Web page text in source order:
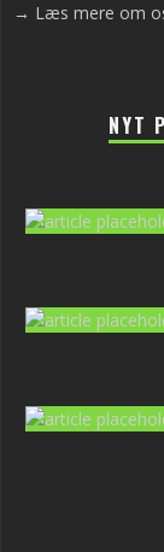
→ Læs mere om
NYT